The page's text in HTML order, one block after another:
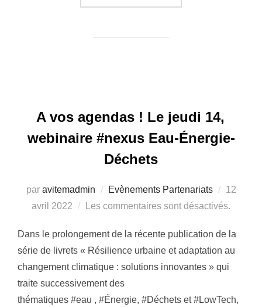
A vos agendas ! Le jeudi 14,
webinaire #nexus Eau-Énergie-
Déchets
par avitemadmin Evènements Partenariats
Publié
le
12
avril 2022
Les commentaires sont désactivés.
Dans le prolongement de la récente publication de la
série de livrets « Résilience urbaine et adaptation au
changement climatique : solutions innovantes » qui
traite successivement des
thématiques #eau , #Énergie, #Déchets et #LowTech,